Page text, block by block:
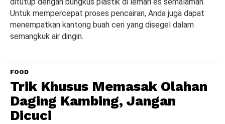
Untuk mempercepat proses pencairan, Anda juga dapat
menempatkan kantong buah ceri yang disegel dalam
semangkuk air dingin.
FOOD
Trik Khusus Memasak Olahan
Daging Kambing, Jangan
Dicuci